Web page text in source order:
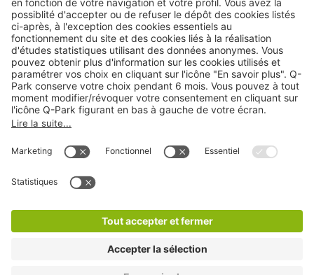
Cookies
Copyright
Déclaration de confidentialité
* Réduction appliquée par rapport aux tarifs d'un
stationnement sur place